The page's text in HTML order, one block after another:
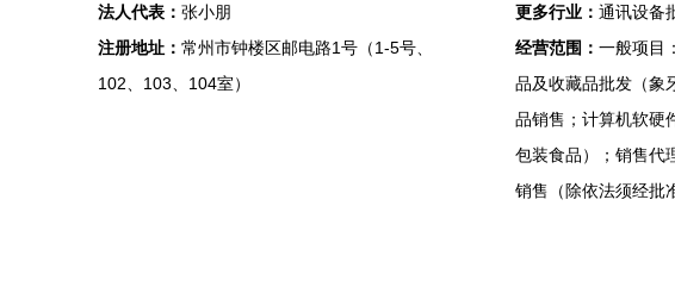
法人代表： 张小朋
注册地址： 常州市钟楼区邮电路1号（1-5号、
102、103、104室）
更多行业： 通讯设备
经营范围： 一般项目
品及收藏品批发（象
品销售；计算机软硬
包装食品）；销售代
销售（除依法须经批